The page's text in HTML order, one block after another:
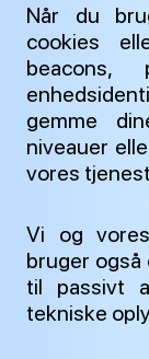
Når du
cookies
beacons,
gemme
niveauer
vores
Vi og
bruger også
til passivt
tekniske